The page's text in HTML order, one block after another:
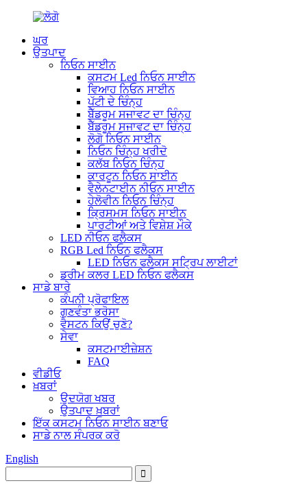
ਘਰ
ਉਤਪਾਦ
ਨਿਓਨ ਸਾਈਨ
ਕਸਟਮ Led ਨਿਓਨ ਸਾਈਨ
ਵਿਆਹ ਨਿਓਨ ਸਾਈਨ
ਪੱਟੀ ਦੇ ਚਿੰਨ੍ਹ
ਬੈੱਡਰੂਮ ਸਜਾਵਟ ਦਾ ਚਿੰਨ੍ਹ
ਬੈੱਡਰੂਮ ਸਜਾਵਟ ਦਾ ਚਿੰਨ੍ਹ
ਲੋਗੋ ਨਿਓਨ ਸਾਈਨ
ਨਿਓਨ ਚਿੰਨ੍ਹ ਖਰੀਦੋ
ਕਲੱਬ ਨਿਓਨ ਚਿੰਨ੍ਹ
ਕਾਰਟੂਨ ਨਿਓਨ ਸਾਈਨ
ਵੈਲੇਨਟਾਈਨ ਨੀਓਨ ਸਾਈਨ
ਹੇਲੋਵੀਨ ਨਿਓਨ ਚਿੰਨ੍ਹ
ਕ੍ਰਿਸਮਸ ਨਿਓਨ ਸਾਈਨ
ਪਾਰਟੀਆਂ ਅਤੇ ਵਿਸ਼ੇਸ਼ ਮੌਕੇ
LED ਨੀਓਨ ਫਲੈਕਸ
RGB Led ਨਿਓਨ ਫਲੈਕਸ
LED ਨਿਓਨ ਫਲੈਕਸ ਸਟ੍ਰਿਪ ਲਾਈਟਾਂ
ਡਰੀਮ ਕਲਰ LED ਨਿਓਨ ਫਲੈਕਸ
ਸਾਡੇ ਬਾਰੇ
ਕੰਪਨੀ ਪ੍ਰੋਫਾਇਲ
ਗੁਣਵੰਤਾ ਭਰੋਸਾ
ਵੈਸਟਨ ਕਿਉਂ ਚੁਣੋ?
ਸੇਵਾ
ਕਸਟਮਾਈਜ਼ੇਸ਼ਨ
FAQ
ਵੀਡੀਓ
ਖ਼ਬਰਾਂ
ਉਦਯੋਗ ਖਬਰ
ਉਤਪਾਦ ਖ਼ਬਰਾਂ
ਇੱਕ ਕਸਟਮ ਨਿਓਨ ਸਾਈਨ ਬਣਾਓ
ਸਾਡੇ ਨਾਲ ਸੰਪਰਕ ਕਰੋ
English